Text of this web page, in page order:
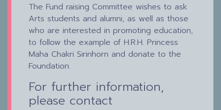
The Fund raising Committee wishes to ask
Arts students and alumni, as well as those
who are interested in promoting education,
to follow the example of H.R.H. Princess
Maha Chakri Sirinhorn and donate to the
Foundation.
For further information,
please contact